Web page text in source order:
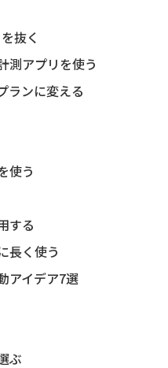
抜く
測アプリを使う
ランに変える
使う
する
長く使う
アイデア7選
ぶ